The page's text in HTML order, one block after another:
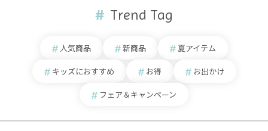
Trend Tag
人気商品 新商品 夏アイテム
キッズにおすすめ お得 お出かけ
フェア＆キャンペーン